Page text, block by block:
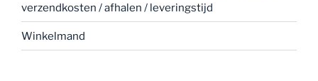
verzendkosten / afhalen / leveringstijd
Winkelmand